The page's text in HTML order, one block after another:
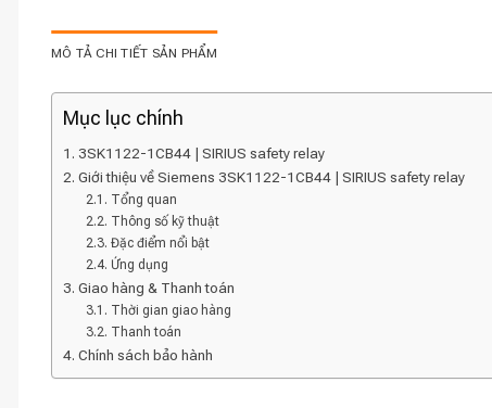
MÔ TẢ CHI TIẾT SẢN PHẨM
Mục lục chính
3SK1122-1CB44 | SIRIUS safety relay
Giới thiệu về Siemens 3SK1122-1CB44 | SIRIUS safety relay
Tổng quan
Thông số kỹ thuật
Đặc điểm nổi bật
Ứng dụng
Giao hàng & Thanh toán
Thời gian giao hàng
Thanh toán
Chính sách bảo hành